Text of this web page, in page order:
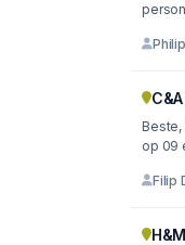
Philip
Beste, Het motorcrossteam MX HALVE GAAZE organiseert
op 09
Filip